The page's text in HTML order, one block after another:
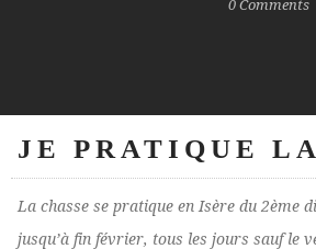
0Comments
JE PRATIQUE
La chasse se pratique en Isère du 2ème
jusqu’à fin février, tous les jours sauf le